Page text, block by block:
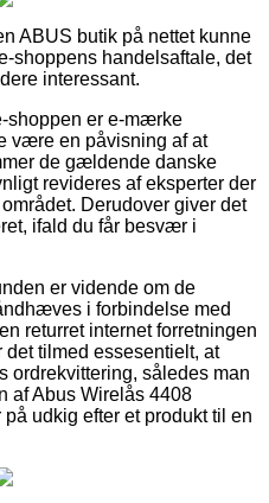
ABUS butik på nettet kunne
shoppens handelsaftale, det
interessant.
shoppen er e-mærke
være en påvisning af at
de gældende danske
revideres af eksperter der
Derudover giver det
ifald du får besvær i
er vidende om de
i forbindelse med
returret internet forretningen
det tilmed essesentielt, at
ordrekvittering, således man
af Abus Wirelås 4408
udkig efter et produkt til en